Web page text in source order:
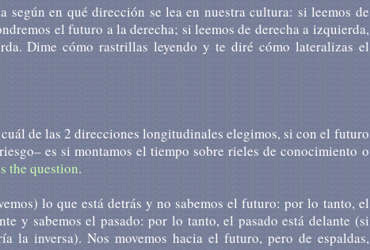
según en qué dirección se lea en nuestra cultura: si leemos de
el futuro a la derecha; si leemos de derecha a izquierda,
Dime cómo rastrillas leyendo y te diré cómo lateralizas el
de las 2 direcciones longitudinales elegimos, si con el futuro
es si montamos el tiempo sobre rieles de conocimiento o
the question.
lo que está detrás y no sabemos el futuro: por lo tanto, el
y sabemos el pasado: por lo tanto, el pasado está delante (si
la inversa). Nos movemos hacia el futuro, pero de espaldas,